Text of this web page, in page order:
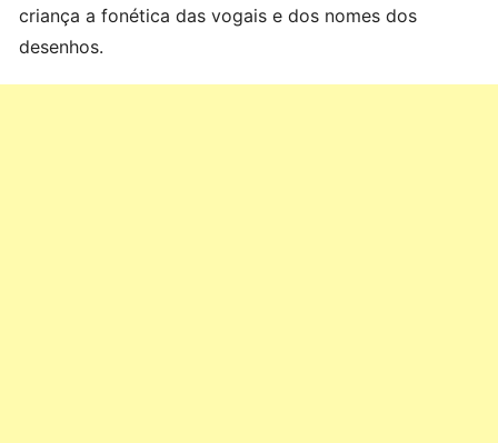
criança a fonética das vogais e dos nomes dos
desenhos.